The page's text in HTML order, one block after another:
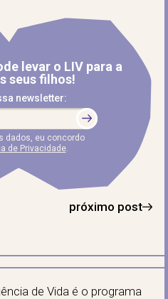
levar o LIV para a
seus filhos!
newsletter:
dados, eu concordo
de Privacidade.
próximo post
de Vida é o programa